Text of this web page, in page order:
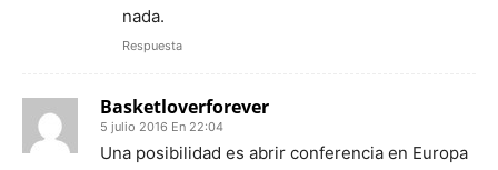
nada.
Respuesta
Basketloverforever
5 julio 2016 En 22:04
Una posibilidad es abrir conferencia en Europa